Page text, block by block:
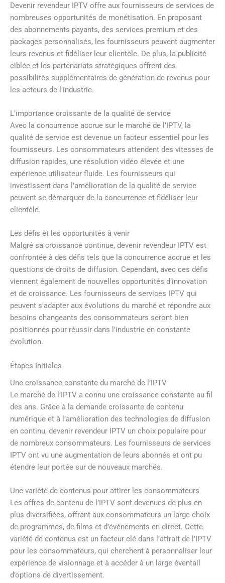
Devenir revendeur IPTV offre aux fournisseurs de services de
nombreuses opportunités de monétisation. En proposant
des abonnements payants, des services premium et des
packages personnalisés, les fournisseurs peuvent augmenter
leurs revenus et fidéliser leur clientèle. De plus, la publicité
ciblée et les partenariats stratégiques offrent des
possibilités supplémentaires de génération de revenus pour
les acteurs de l’industrie.
L’importance croissante de la qualité de service
Avec la concurrence accrue sur le marché de l’IPTV, la
qualité de service est devenue un facteur essentiel pour les
fournisseurs. Les consommateurs attendent des vitesses de
diffusion rapides, une résolution vidéo élevée et une
expérience utilisateur fluide. Les fournisseurs qui
investissent dans l’amélioration de la qualité de service
peuvent se démarquer de la concurrence et fidéliser leur
clientèle.
Les défis et les opportunités à venir
Malgré sa croissance continue, devenir revendeur IPTV est
confrontée à des défis tels que la concurrence accrue et les
questions de droits de diffusion. Cependant, avec ces défis
viennent également de nouvelles opportunités d’innovation
et de croissance. Les fournisseurs de services IPTV qui
peuvent s’adapter aux évolutions du marché et répondre aux
besoins changeants des consommateurs seront bien
positionnés pour réussir dans l’industrie en constante
évolution.
Étapes Initiales
Une croissance constante du marché de l’IPTV
Le marché de l’IPTV a connu une croissance constante au fil
des ans. Grâce à la demande croissante de contenu
numérique et à l’amélioration des technologies de diffusion
en continu, devenir revendeur IPTV un choix populaire pour
de nombreux consommateurs. Les fournisseurs de services
IPTV ont vu une augmentation de leurs abonnés et ont pu
étendre leur portée sur de nouveaux marchés.
Une variété de contenus pour attirer les consommateurs
Les offres de contenu de l’IPTV sont devenues de plus en
plus diversifiées, offrant aux consommateurs un large choix
de programmes, de films et d’événements en direct. Cette
variété de contenus est un facteur clé dans l’attrait de l’IPTV
pour les consommateurs, qui cherchent à personnaliser leur
expérience de visionnage et à accéder à un large éventail
d’options de divertissement.